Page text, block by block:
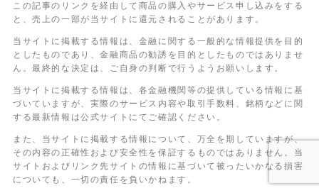
この記事のリンクを経由して商品の購入やサービス申し込みをする
と、売上の一部が当サイトに還元されることがあります。
当サイトに掲載する情報は、金融に関する一般的な情報提供を目的
としたものであり、金融商品の勧誘を目的としたものではありませ
ん。最終的な決定は、ご自身の判断で行うようお願いします。
当サイトに掲載する情報は、各金融機関等の提供している情報に基
づいていますが、実際のサービス内容や取引手数料、銘柄などに関
する最新情報は公式サイトにてご確認ください。
また、当サイトに掲載する情報について、万全を期していますが、
その内容の正確性および安全性を保証するものではありません。当
サイトおよびリンク先サイトの情報に基づいて被ったいかなる損害
についても、一切の責任を負いかねます。